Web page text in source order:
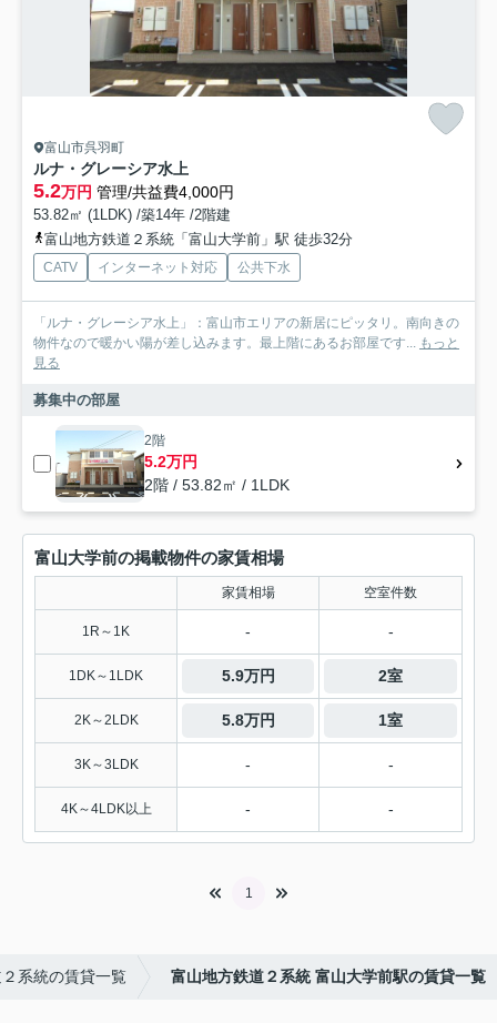
富山市呉羽町
ルナ・グレーシア水上
5.2万円 管理/共益費4,000円
53.82㎡ (1LDK) /築14年 /2階建
富山地方鉄道２系統「富山大学前」駅 徒歩32分
CATV インターネット対応 公共下水
「ルナ・グレーシア水上」：富山市エリアの新居にピッタリ。南向きの
物件なので暖かい陽が差し込みます。最上階にあるお部屋です... もっと
見る
募集中の部屋
2階
5.2万円
2階 / 53.82㎡ / 1LDK
富山大学前の掲載物件の家賃相場
家賃相場 空室件数
1R～1K - -
1DK～1LDK 5.9万円 2室
2K～2LDK 5.8万円 1室
3K～3LDK - -
4K～4LDK以上 - -
1
系統の賃貸一覧 富山地方鉄道２系統 富山大学前駅の賃貸一覧